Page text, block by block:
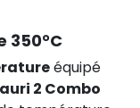
350°C
équipé
2 Combo